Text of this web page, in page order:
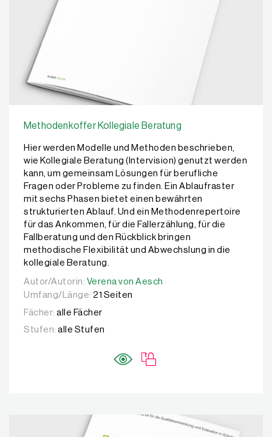
Methodenkoffer Kollegiale Beratung
Hier werden Modelle und Methoden beschrieben,
wie Kollegiale Beratung (Intervision) genutzt werden
kann, um gemeinsam Lösungen für berufliche
Fragen oder Probleme zu finden. Ein Ablaufraster
mit sechs Phasen bietet einen bewährten
strukturierten Ablauf. Und ein Methodenrepertoire
für das Ankommen, für die Fallerzählung, für die
Fallberatung und den Rückblick bringen
methodische Flexibilität und Abwechslung in die
kollegiale Beratung.
Autor/Autorin: Verena von Aesch
Autor/Autorin: Verena von Aesch
Umfang/Länge: 21 Seiten
Fächer: alle Fächer
Stufen: alle Stufen